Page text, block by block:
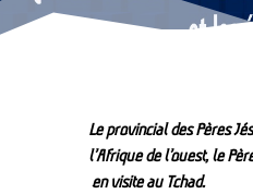
Le provincial des Pères
l’Afrique de l’ouest, le
en visite au Tchad.